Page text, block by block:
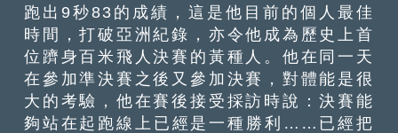
跑出9秒83的成績，這是他目前的個人最佳
時間，打破亞洲紀錄，亦令他成為歷史上首
位躋身百米飛人決賽的黃種人。他在同一天
在參加準決賽之後又參加決賽，對體能是很
大的考驗，他在賽後接受採訪時說：決賽能
夠站在起跑線上已經是一種勝利……已經把